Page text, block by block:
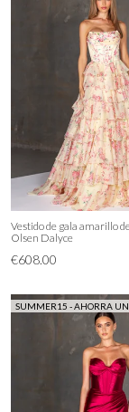
Vestido de gala amarillo
Olsen Dalyce
€608.00
SUMMER15 - AHORRA UN